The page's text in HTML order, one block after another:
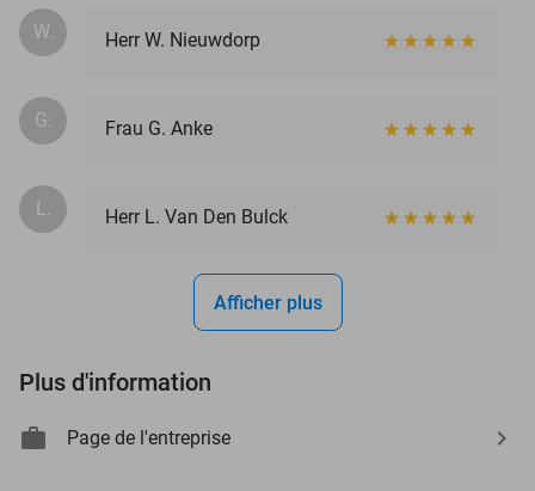
W. Herr W. Nieuwdorp
G. Frau G. Anke
L. Herr L. Van Den Bulck
Afficher plus
Plus d'information
Page de l'entreprise